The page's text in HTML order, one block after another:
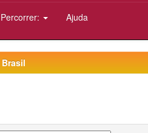
Percorrer: Ajuda